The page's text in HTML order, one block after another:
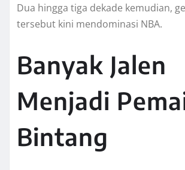
Dua hingga tiga dekade kemudian,
tersebut kini mendominasi NBA.
Banyak Jalen
Menjadi
Bintang